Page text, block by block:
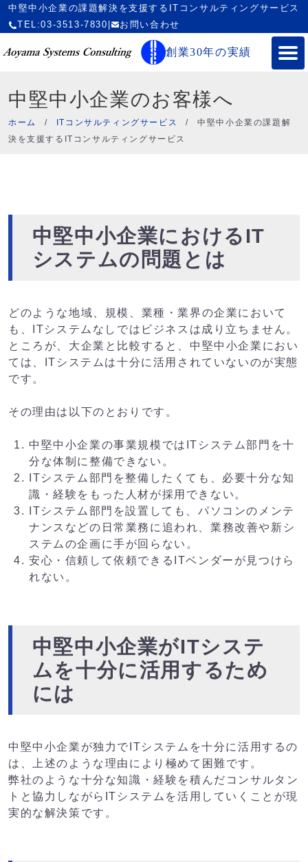
中堅中小企業の課題解決を支援するITコンサルティングサービス
TEL:03-3513-7830
お問い合わせ
創業30年の実績
中堅中小企業のお客様へ
ホーム / ITコンサルティングサービス /中堅中小企業の課題解
決を支援するITコンサルティングサービス
中堅中小企業におけるIT
システムの問題とは
どのような地域、規模、業種・業界の企業において
も、ITシステムなしではビジネスは成り立ちません。
ところが、大企業と比較すると、中堅中小企業におい
ては、ITシステムは十分に活用されていないのが実態
です。
その理由は以下のとおりです。
中堅中小企業の事業規模ではITシステム部門を十
分な体制に整備できない。
ITシステム部門を整備したくても、必要十分な知
識・経験をもった人材が採用できない。
ITシステム部門を設置しても、パソコンのメンテ
ナンスなどの日常業務に追われ、業務改善や新シ
ステムの企画に手が回らない。
安心・信頼して依頼できるITベンダーが見つけら
れない。
中堅中小企業がITシステ
ムを十分に活用するため
には
中堅中小企業が独力でITシステムを十分に活用するの
は、上述のような理由により極めて困難です。
弊社のような十分な知識・経験を積んだコンサルタン
トと協力しながらITシステムを活用していくことが現
実的な解決策です。